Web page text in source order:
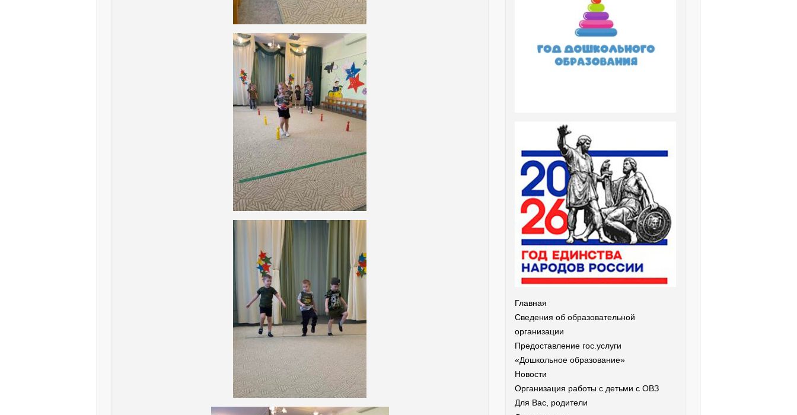
Главная
Сведения об образовательной
организации
Предоставление гос.услуги
«Дошкольное образование»
Новости
Организация работы с детьми с ОВЗ
Для Вас, родители